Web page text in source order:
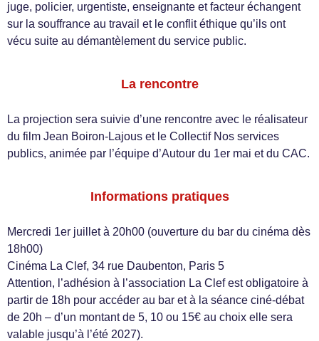
juge, policier, urgentiste, enseignante et facteur échangent
sur la souffrance au travail et le conflit éthique qu’ils ont
vécu suite au démantèlement du service public.
La rencontre
La projection sera suivie d’une rencontre avec le réalisateur
du film Jean Boiron-Lajous et le Collectif Nos services
publics, animée par l’équipe d’Autour du 1er mai et du CAC.
Informations pratiques
Mercredi 1er juillet à 20h00 (ouverture du bar du cinéma dès
18h00)
Cinéma La Clef, 34 rue Daubenton, Paris 5
Attention, l’adhésion à l’association La Clef est obligatoire à
partir de 18h pour accéder au bar et à la séance ciné-débat
de 20h – d’un montant de 5, 10 ou 15€ au choix elle sera
valable jusqu’à l’été 2027).